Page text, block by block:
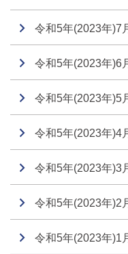
令和5年(2023年)7
令和5年(2023年)6
令和5年(2023年)5
令和5年(2023年)4
令和5年(2023年)3
令和5年(2023年)2
令和5年(2023年)1